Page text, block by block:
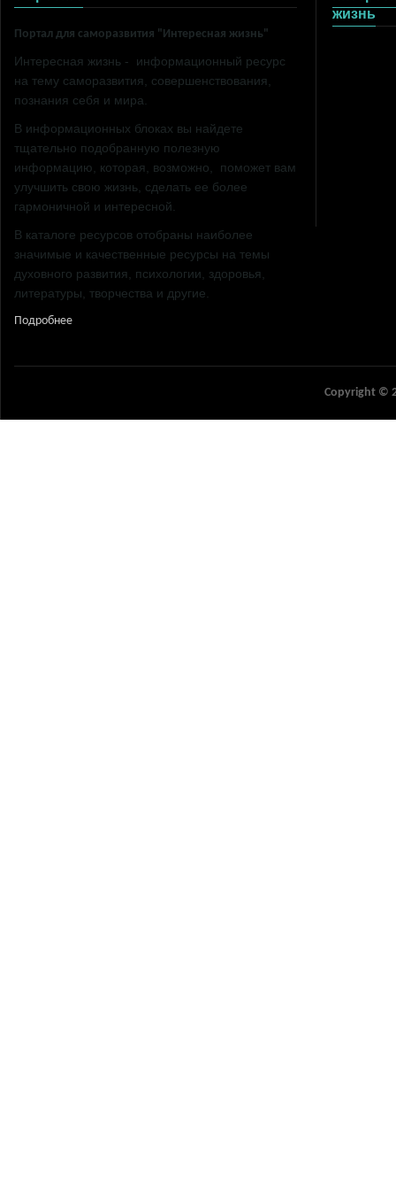
Портал для саморазвития "Интересная жизнь"
Интересная жизнь - информационный ресурс
на тему саморазвития, совершенствования,
познания себя и мира.
В информационных блоках вы найдете
тщательно подобранную полезную
информацию, которая, возможно, поможет вам
улучшить свою жизнь, сделать ее более
гармоничной и интересной.
В каталоге ресурсов отобраны наиболее
значимые и качественные ресурсы на темы
духовного развития, психологии, здоровья,
литературы, творчества и другие.
Подробнее
жизнь
Copyright ©